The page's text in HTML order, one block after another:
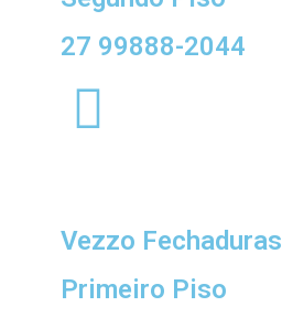
27 99888-2044
Vezzo Fechaduras
Primeiro Piso